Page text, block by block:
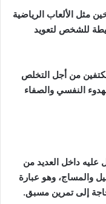
مثل الألعاب الرياضية
للشخص لتعويد
من أجل التخلص
النفسي والصفاء
داخل العديد من
والمساج، وهو عبارة
إلى تمرين مسبق.